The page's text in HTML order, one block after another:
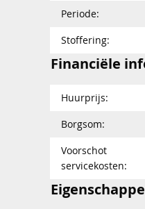
Periode:
Stoffering:
Financiële
Huurprijs:
Borgsom:
Voorschot
servicekosten: